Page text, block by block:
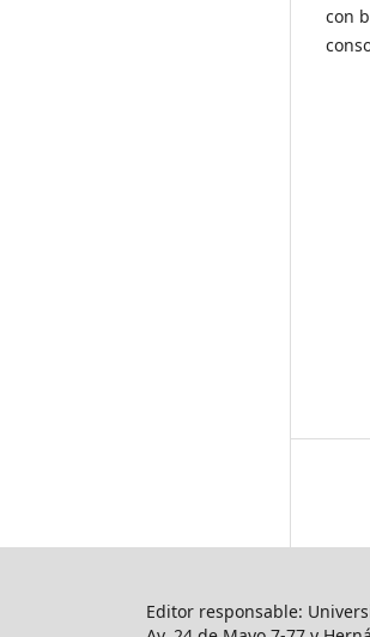
con
Editor responsable: